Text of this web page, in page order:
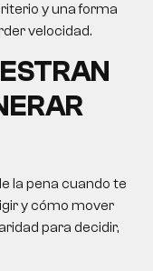
y una forma
velocidad.
la pena cuando te
y cómo mover
para decidir,